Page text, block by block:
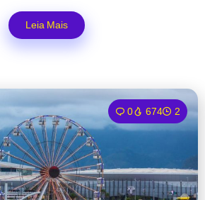
Leia Mais
0 674 2